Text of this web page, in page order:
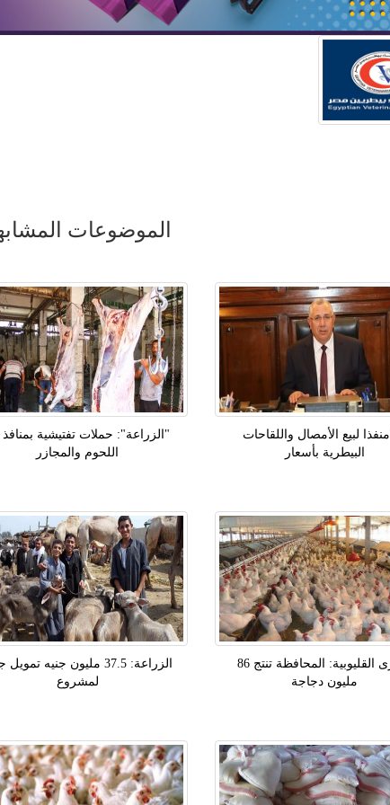
الموضوعات
"الزراعة": حملات تفتيشية بمنافذ
اللحوم والمجازر
19 منفذا لبيع الأمصال واللقاحات
البيطرية بأسعار
الزراعة: 37.5 مليون جنيه
لمشروع
بيطرى القليوبية: المحافظة تنتج 86
مليون دجاجة